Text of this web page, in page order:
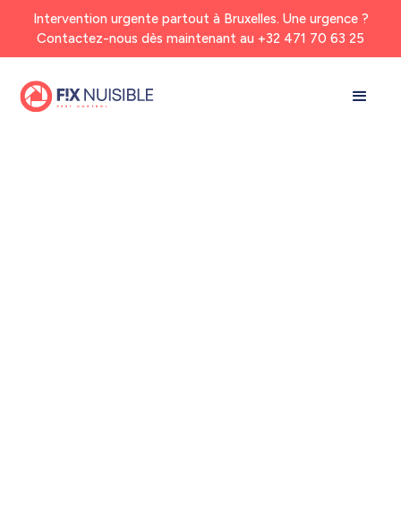
Intervention urgente partout en Belgique. Une urgence ?
Contactez-nous dès maintenant au +32 471 70 63 25
Intervention urgente partout à Bruxelles. Une urgence ?
Contactez-nous dès maintenant au +32 471 70 63 25